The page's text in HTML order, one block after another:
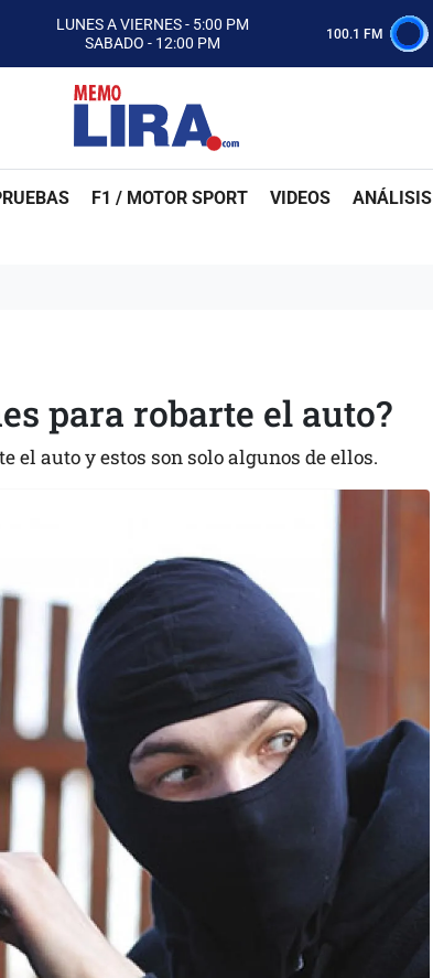
LUNES A VIERNES - 5:00 PM
SABADO - 12:00 PM
ESCUCHA AUTOS AL CIEN
CON MEMO LIRA Y SU EQUIPO
LUNES A VIERNES - 5:00 PM
SABADO - 12:00 PM
100.1 FM
F1 / MOTOR SPORT VIDEOS ANÁLISIS
para robarte el auto?
el auto y estos son solo algunos de ellos.